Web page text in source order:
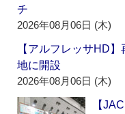
チ
2026年08月06日 (木)
【アルフレッサHD
地に開設
2026年08月06日 (木)
【